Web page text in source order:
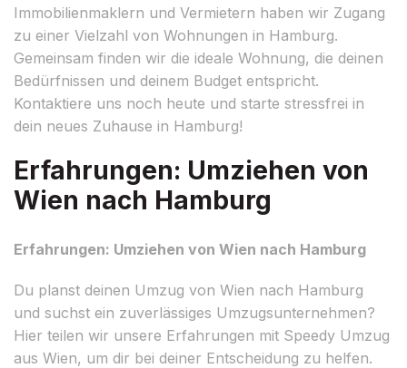
Immobilienmaklern und Vermietern haben wir Zugang
zu einer Vielzahl von Wohnungen in Hamburg.
Gemeinsam finden wir die ideale Wohnung, die deinen
Bedürfnissen und deinem Budget entspricht.
Kontaktiere uns noch heute und starte stressfrei in
dein neues Zuhause in Hamburg!
Erfahrungen: Umziehen von
Wien nach Hamburg
Erfahrungen: Umziehen von Wien nach Hamburg
Du planst deinen Umzug von Wien nach Hamburg
und suchst ein zuverlässiges Umzugsunternehmen?
Hier teilen wir unsere Erfahrungen mit Speedy Umzug
aus Wien, um dir bei deiner Entscheidung zu helfen.